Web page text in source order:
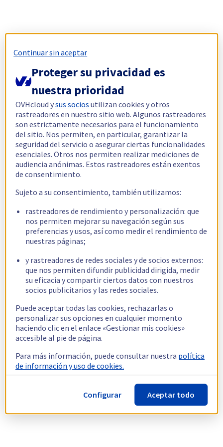
Continuar sin aceptar
Proteger su privacidad es
nuestra prioridad
OVHcloud ysus socios utilizan cookies y otros
rastreadores en nuestro sitio web. Algunos rastreadores
son estrictamente necesarios para el funcionamiento
del sitio. Nos permiten, en particular, garantizar la
seguridad del servicio o asegurar ciertas funcionalidades
esenciales. Otros nos permiten realizar mediciones de
audiencia anónimas. Estos rastreadores están exentos
de consentimiento.
Sujeto a su consentimiento, también utilizamos:
rastreadores de rendimiento y personalización: que
nos permiten mejorar su navegación según sus
preferencias y usos, así como medir el rendimiento de
nuestras páginas;
y rastreadores de redes sociales y de socios externos:
que nos permiten difundir publicidad dirigida, medir
su eficacia y compartir ciertos datos con nuestros
socios publicitarios y las redes sociales.
Puede aceptar todas las cookies, rechazarlas o
personalizar sus opciones en cualquier momento
haciendo clic en el enlace «Gestionar mis cookies»
accesible al pie de página.
Para más información, puede consultar nuestra política
de información y uso de cookies.
Configurar Aceptar todo